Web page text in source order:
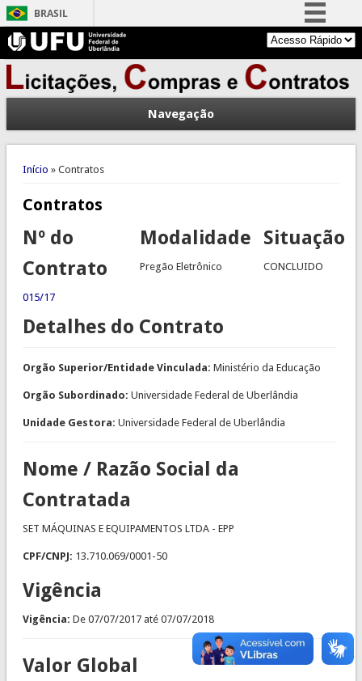
BRASIL
Simplifique!
Comunica BR
Participe
Acesso à informação
Legislação
Navegação
Você está aqui
Início » Contratos
Contratos
Nº do
Contrato
015/17
Modalidade
Pregão Eletrônico
Situação
CONCLUIDO
Detalhes do Contrato
Orgão Superior/Entidade Vinculada: Ministério da Educação
Orgão Subordinado: Universidade Federal de Uberlândia
Unidade Gestora: Universidade Federal de Uberlândia
Nome / Razão Social da
Contratada
SET MÁQUINAS E EQUIPAMENTOS LTDA - EPP
CPF/CNPJ: 13.710.069/0001-50
Vigência
Vigência: De 07/07/2017até 07/07/2018
Valor Global